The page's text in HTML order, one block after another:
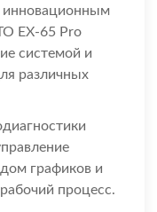
инновационным
EX-65 Pro
системой и
различных
графиков и
процесс.